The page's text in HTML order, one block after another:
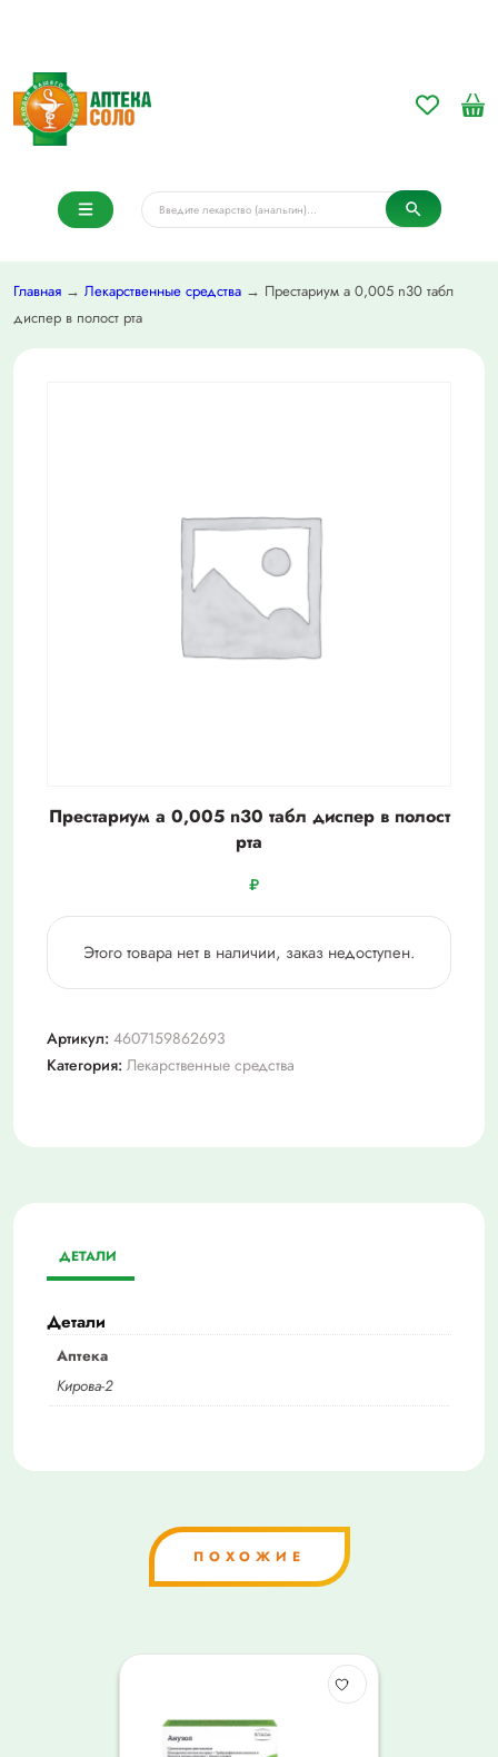
Главная → Лекарственные средства → Престариум а 0,005 n30 табл
диспер в полост рта
Престариум а 0,005 n30 табл диспер в полост
рта
₽
Этого товара нет в наличии, заказ недоступен.
Артикул: 4607159862693
Категория: Лекарственные средства
ДЕТАЛИ
Детали
Аптека
Кирова-2
ПОХОЖИЕ